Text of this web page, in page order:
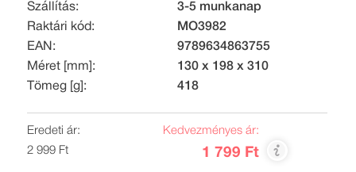
Szállítás:
3-5 munkanap
Raktári kód:
MO3982
EAN:
9789634863755
Méret [mm]:
130 x 198 x 310
Tömeg [g]:
418
Eredeti ár:
2 999 Ft
Kedvezményes ár:
1 799 Ft